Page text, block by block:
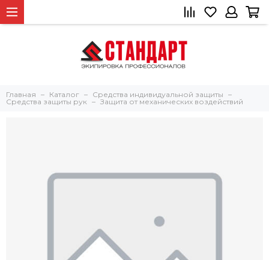
Главная Каталог
Средства индивидуальной защиты
Средства защиты рук
Защита от механических воздействий